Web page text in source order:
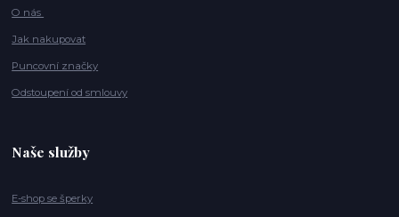
O nás
Jak nakupovat
Puncovní značky
Odstoupení od smlouvy
Naše služby
E-shop se šperky